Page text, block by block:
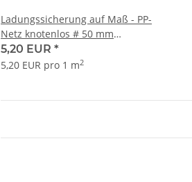
Ladungssicherung auf Maß - PP-
Netz knotenlos # 50 mm
Maschenweite Ø 3 mm
Garnstärke
5,20 EUR *
5,20 EUR pro 1 m2